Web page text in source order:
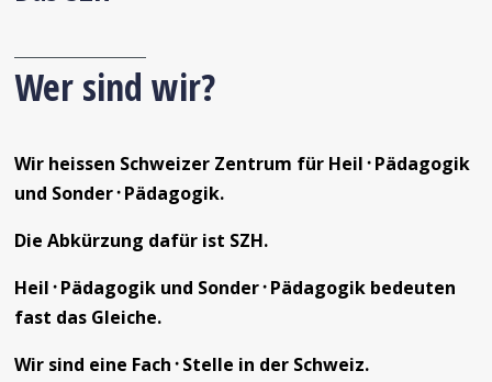
Wer sind wir?
Wir heissen Schweizer Zentrum für Heil᛫Pädagogik
und Sonder᛫Pädagogik.
Die Abkürzung dafür ist SZH.
Heil᛫Pädagogik und Sonder᛫Pädagogik bedeuten
fast das Gleiche.
Wir sind eine Fach᛫Stelle in der Schweiz.